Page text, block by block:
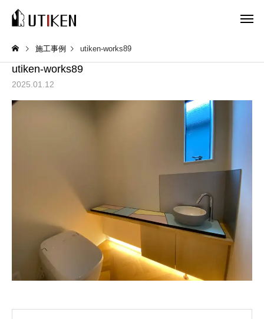
施工事例 utiken-works89
utiken-works89
2025.01.12